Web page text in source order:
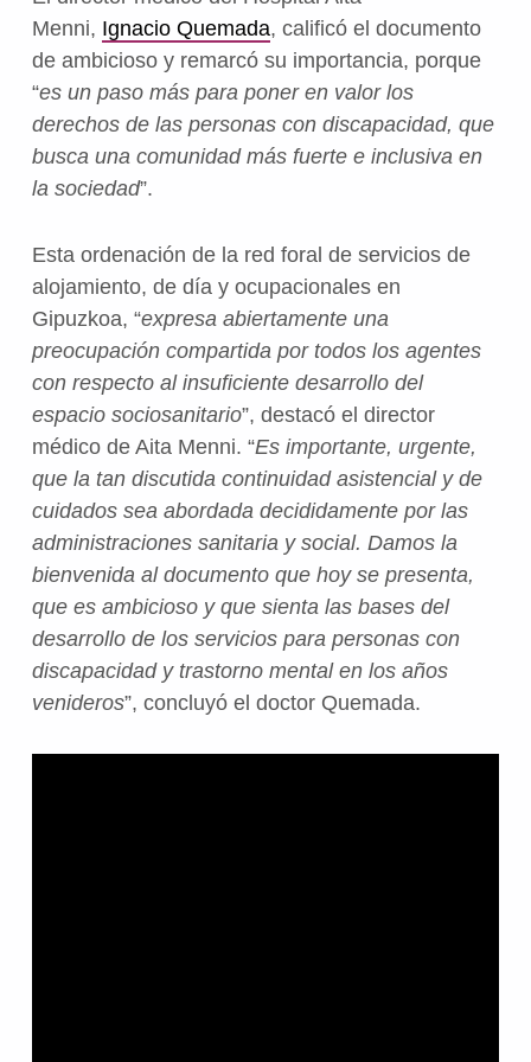
Menni, Ignacio Quemada, calificó el documento
de ambicioso y remarcó su importancia, porque
“es un paso más para poner en valor los
derechos de las personas con discapacidad, que
busca una comunidad más fuerte e inclusiva en
la sociedad”.
Esta ordenación de la red foral de servicios de
alojamiento, de día y ocupacionales en
Gipuzkoa, “expresa abiertamente una
preocupación compartida por todos los agentes
con respecto al insuficiente desarrollo del
espacio sociosanitario”, destacó el director
médico de Aita Menni. “Es importante, urgente,
que la tan discutida continuidad asistencial y de
cuidados sea abordada decididamente por las
administraciones sanitaria y social. Damos la
bienvenida al documento que hoy se presenta,
que es ambicioso y que sienta las bases del
desarrollo de los servicios para personas con
discapacidad y trastorno mental en los años
venideros”, concluyó el doctor Quemada.